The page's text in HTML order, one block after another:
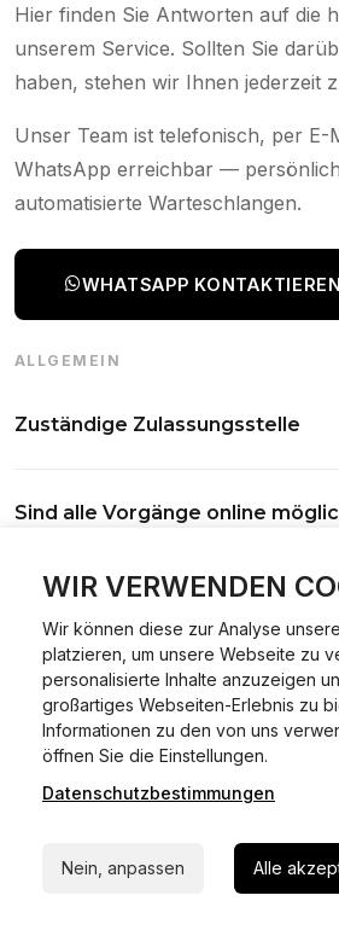
WIR VERWENDEN
Wir können diese zur Analyse
platzieren, um unsere Webseite zu
personalisierte Inhalte anzuzeigen
großartiges Webseiten-Erlebnis zu
Informationen zu den von uns
öffnen Sie die Einstellungen.
Datenschutzbestimmungen
Nein, anpassen Alle
Hier finden Sie Antworten auf die
unserem Service. Sollten Sie
haben, stehen wir Ihnen jederzeit
Unser Team ist telefonisch, per E-
WhatsApp erreichbar —
automatisierte Warteschlangen.
WHATSAPP KONTAKTIEREN
ALLGEMEIN
Zuständige Zulassungsstelle
Antrag wird automatisch an die
Sind alle Vorgänge online
Fast alle Vorgänge sind online
01.01.2015.
Was ist Online Kfz-Zulassung?
Ein Internetverfahren, mit dem du
ummelden oder abmelden kannst –
Dokumentprüfung und Bezahlung.
Welche Vorteile gibt es?
Zeitersparnis, flexible Durchführung,
Behörde notwendig.
Fahrzeugbrief, Fahrzeugschein,
Versicherungsnachweis, falls
Wie sicher ist das Verfahren?